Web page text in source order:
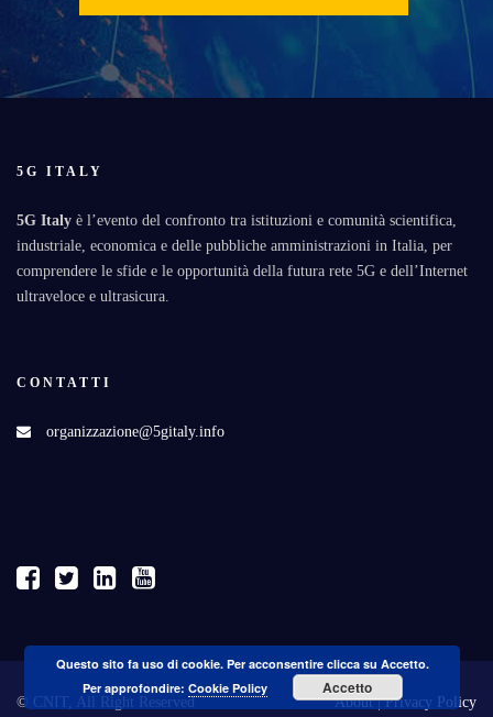
5G ITALY
5G Italy è l’evento del confronto tra istituzioni e comunità scientifica,
industriale, economica e delle pubbliche amministrazioni in Italia, per
comprendere le sfide e le opportunità della futura rete 5G e dell’Internet
ultraveloce e ultrasicura.
CONTATTI
organizzazione@5gitaly.info
© CNIT, All Right Reserved About|Privacy Policy
Questo sito fa uso di cookie. Per acconsentire clicca su Accetto.
Per approfondire: Cookie Policy Accetto